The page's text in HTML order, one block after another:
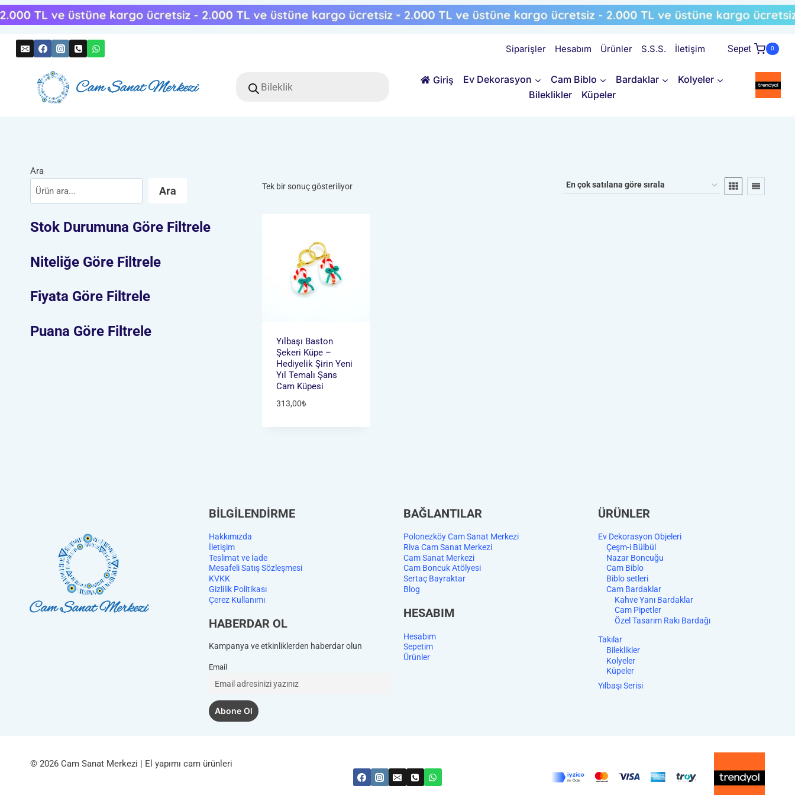
Skip
to
Siparişler Hesabım Ürünler S.S.S. İletişim Sepet 0
search
Giriş Ev Dekorasyon Cam Biblo Bardaklar
Kolyeler
Bileklikler
Küpeler
Tek bir sonuç gösteriliyor
Yılbaşı Baston
Şekeri Küpe –
Hediyelik Şirin Yeni
Yıl Temalı Şans
Cam Küpesi
313,00₺
Ara
Ara
Stok Durumuna Göre Filtrele
Niteliğe Göre Filtrele
Fiyata Göre Filtrele
Puana Göre Filtrele
BİLGİLENDİRME
Hakkımızda
İletişim
Teslimat ve İade
Mesafeli Satış Sözleşmesi
KVKK
Gizlilik Politikası
Çerez Kullanımı
HABERDAR OL
Kampanya ve etkinliklerden haberdar olun
Email
BAĞLANTILAR
Polonezköy Cam Sanat Merkezi
Riva Cam Sanat Merkezi
Cam Sanat Merkezi
Cam Boncuk Atölyesi
Sertaç Bayraktar
Blog
HESABIM
Hesabım
Sepetim
Ürünler
ÜRÜNLER
Ev Dekorasyon Objeleri
Çeşm-i Bülbül
Nazar Boncuğu
Cam Biblo
Biblo setleri
Cam Bardaklar
Kahve Yanı Bardaklar
Cam Pipetler
Özel Tasarım Rakı Bardağı
Takılar
Bileklikler
Kolyeler
Küpeler
Yılbaşı Serisi
© 2026 Cam Sanat Merkezi | El yapımı cam ürünleri